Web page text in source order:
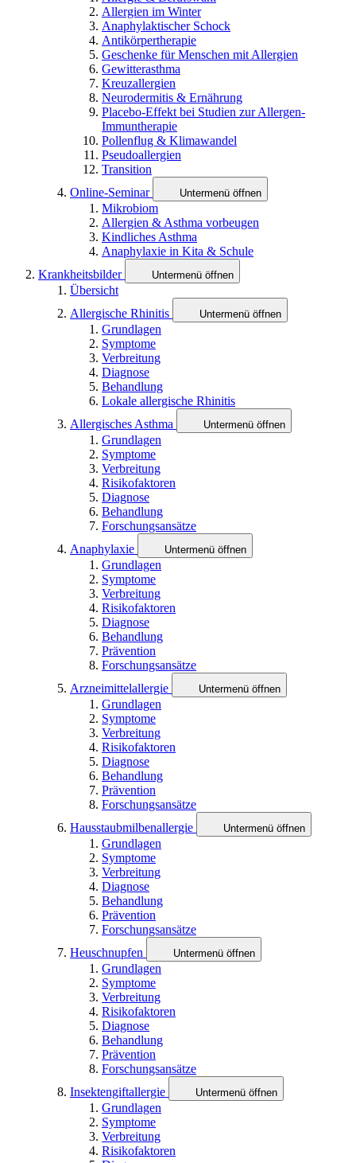
Allergien im Winter
Anaphylaktischer Schock
Antikörpertherapie
Geschenke für Menschen mit Allergien
Gewitterasthma
Kreuzallergien
Neurodermitis & Ernährung
Placebo-Effekt bei Studien zur Allergen-
Immuntherapie
Pollenflug & Klimawandel
Pseudoallergien
Transition
Online-Seminar
Untermenü öffnen
Mikrobiom
Allergien & Asthma vorbeugen
Kindliches Asthma
Anaphylaxie in Kita & Schule
Krankheitsbilder
Untermenü öffnen
Übersicht
Allergische Rhinitis
Untermenü öffnen
Grundlagen
Symptome
Verbreitung
Diagnose
Behandlung
Lokale allergische Rhinitis
Allergisches Asthma
Untermenü öffnen
Grundlagen
Symptome
Verbreitung
Risikofaktoren
Diagnose
Behandlung
Forschungsansätze
Anaphylaxie
Untermenü öffnen
Grundlagen
Symptome
Verbreitung
Risikofaktoren
Diagnose
Behandlung
Prävention
Forschungsansätze
Arzneimittelallergie
Untermenü öffnen
Grundlagen
Symptome
Verbreitung
Risikofaktoren
Diagnose
Behandlung
Prävention
Forschungsansätze
Hausstaubmilbenallergie
Untermenü öffnen
Grundlagen
Symptome
Verbreitung
Diagnose
Behandlung
Prävention
Forschungsansätze
Heuschnupfen
Untermenü öffnen
Grundlagen
Symptome
Verbreitung
Risikofaktoren
Diagnose
Behandlung
Prävention
Forschungsansätze
Insektengiftallergie
Untermenü öffnen
Grundlagen
Symptome
Verbreitung
Risikofaktoren